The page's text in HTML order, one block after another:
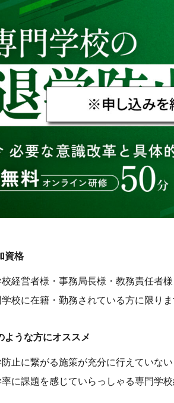
資格
経営者様・事務局長様・教務責任者様
校に在籍・勤務されている方に限りま
ような方にオススメ
防止に繋がる施策が充分に行えていな
率に課題を感じていらっしゃる専門学